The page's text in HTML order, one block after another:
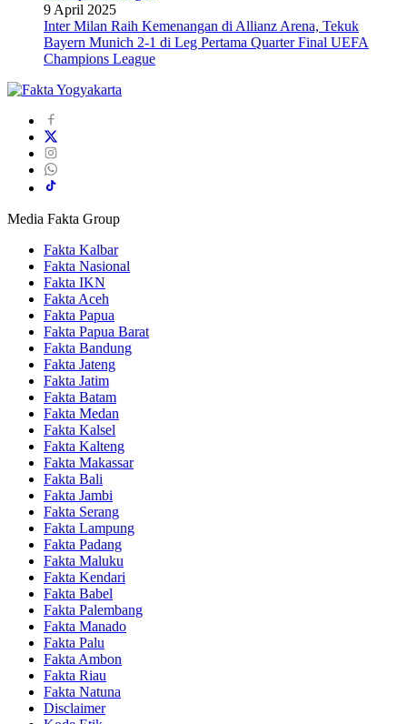
9 April 2025
Inter Milan Raih Kemenangan di Allianz Arena, Tekuk
Bayern Munich 2-1 di Leg Pertama Quarter Final UEFA
Champions League
Media Fakta Group
Fakta Kalbar
Fakta Nasional
Fakta IKN
Fakta Aceh
Fakta Papua
Fakta Papua Barat
Fakta Bandung
Fakta Jateng
Fakta Jatim
Fakta Batam
Fakta Medan
Fakta Kalsel
Fakta Kalteng
Fakta Makassar
Fakta Bali
Fakta Jambi
Fakta Serang
Fakta Lampung
Fakta Padang
Fakta Maluku
Fakta Kendari
Fakta Babel
Fakta Palembang
Fakta Manado
Fakta Palu
Fakta Ambon
Fakta Riau
Fakta Natuna
Disclaimer